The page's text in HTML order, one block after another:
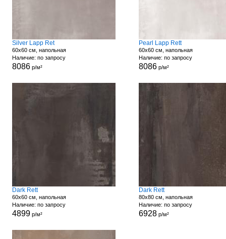
Silver Lapp Ret
60x60 см, напольная
Наличие: по запросу
8086 р/м²
Pearl Lapp Rett
60x60 см, напольная
Наличие: по запросу
8086р/м²
Dark Rett
60x60 см, напольная
Наличие: по запросу
4899 р/м²
Dark Rett
80x80 см, напольная
Наличие: по запросу
6928р/м²